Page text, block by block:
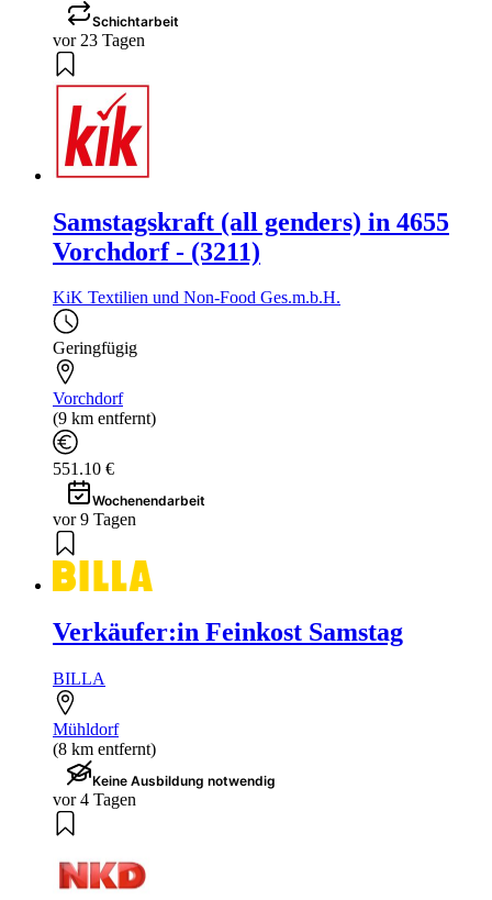
Schichtarbeit
vor 23 Tagen
Samstagskraft (all genders) in 4655
Vorchdorf - (3211)
KiK Textilien und Non-Food Ges.m.b.H.
Geringfügig
Vorchdorf
(9 km entfernt)
551.10 €
Wochenendarbeit
vor 9 Tagen
Verkäufer:in Feinkost Samstag
BILLA
Mühldorf
(8 km entfernt)
Keine Ausbildung notwendig
vor 4 Tagen